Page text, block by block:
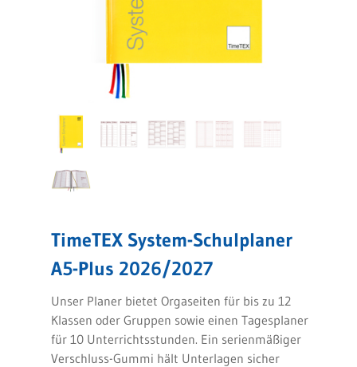
TimeTEX System-Schulplaner
A5-Plus 2026/2027
Unser Planer bietet Orgaseiten für bis zu 12
Klassen oder Gruppen sowie einen Tagesplaner
für 10 Unterrichtsstunden. Ein serienmäßiger
Verschluss-Gummi hält Unterlagen sicher